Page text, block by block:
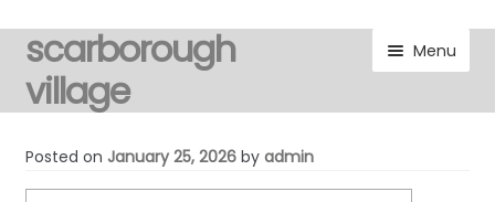
Skip
to
navigation
Skip
to
content
scarborough
village
Menu
Posted on January 25, 2026 by admin